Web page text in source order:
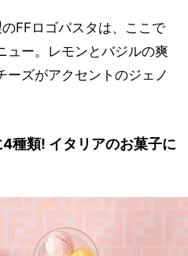
FFロゴパスタは、ここで
ュー。レモンとバジルの爽
ーズがアクセントのジェノ
種類! イタリアのお菓子に